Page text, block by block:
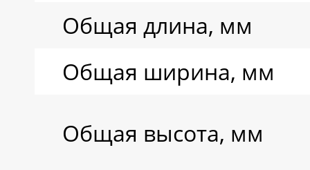
Общая длина, мм
Общая ширина, мм
Общая высота, мм